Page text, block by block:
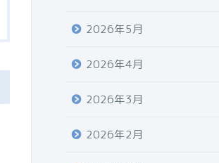
2026年5月
2026年4月
2026年3月
2026年2月